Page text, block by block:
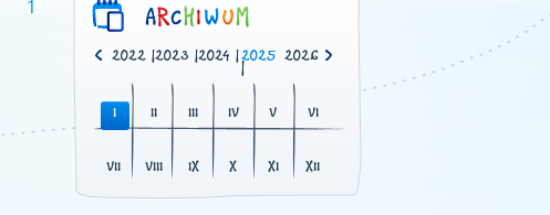
1
2021| 2022|2023 |2024 |2025
|
2026
I II III IV V VI
VII VIII IX X XI XII